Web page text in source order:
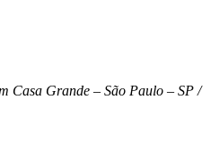
Casa Grande – São Paulo – SP /